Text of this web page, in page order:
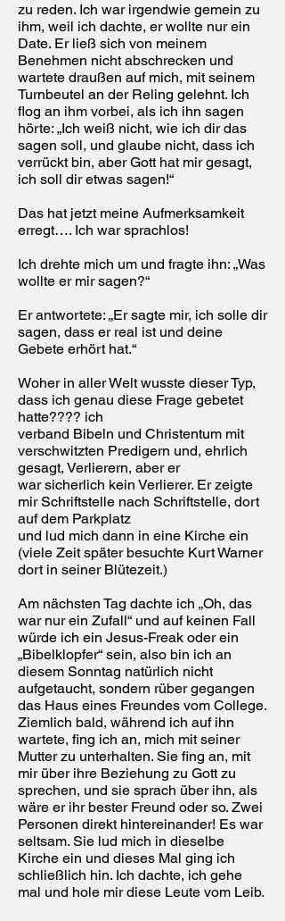
zu reden. Ich war irgendwie gemein zu
ihm, weil ich dachte, er wollte nur ein
Date. Er ließ sich von meinem
Benehmen nicht abschrecken und
wartete draußen auf mich, mit seinem
Turnbeutel an der Reling gelehnt. Ich
flog an ihm vorbei, als ich ihn sagen
hörte: „Ich weiß nicht, wie ich dir das
sagen soll, und glaube nicht, dass ich
verrückt bin, aber Gott hat mir gesagt,
ich soll dir etwas sagen!“
Das hat jetzt meine Aufmerksamkeit
erregt…. Ich war sprachlos!
Ich drehte mich um und fragte ihn: „Was
wollte er mir sagen?“
Er antwortete: „Er sagte mir, ich solle dir
sagen, dass er real ist und deine
Gebete erhört hat.“
Woher in aller Welt wusste dieser Typ,
dass ich genau diese Frage gebetet
hatte???? ich
verband Bibeln und Christentum mit
verschwitzten Predigern und, ehrlich
gesagt, Verlierern, aber er
war sicherlich kein Verlierer. Er zeigte
mir Schriftstelle nach Schriftstelle, dort
auf dem Parkplatz
und lud mich dann in eine Kirche ein
(viele Zeit später besuchte Kurt Warner
dort in seiner Blütezeit.)
Am nächsten Tag dachte ich „Oh, das
war nur ein Zufall“ und auf keinen Fall
würde ich ein Jesus-Freak oder ein
„Bibelklopfer“ sein, also bin ich an
diesem Sonntag natürlich nicht
aufgetaucht, sondern rüber gegangen
das Haus eines Freundes vom College.
Ziemlich bald, während ich auf ihn
wartete, fing ich an, mich mit seiner
Mutter zu unterhalten. Sie fing an, mit
mir über ihre Beziehung zu Gott zu
sprechen, und sie sprach über ihn, als
wäre er ihr bester Freund oder so. Zwei
Personen direkt hintereinander! Es war
seltsam. Sie lud mich in dieselbe
Kirche ein und dieses Mal ging ich
schließlich hin. Ich dachte, ich gehe
mal und hole mir diese Leute vom Leib.